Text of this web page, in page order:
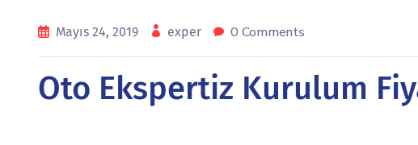
Mayıs 24, 2019 exper 0 Comments
Oto Ekspertiz Kurulum